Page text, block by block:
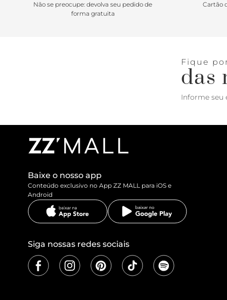
Não se preocupe: devolva seu pedido de
forma gratuita
Cartão
Fique
das
Informe seu
Baixe o nosso app
Conteúdo exclusivo no App ZZ MALL para iOS e
Android
Siga nossas redes sociais